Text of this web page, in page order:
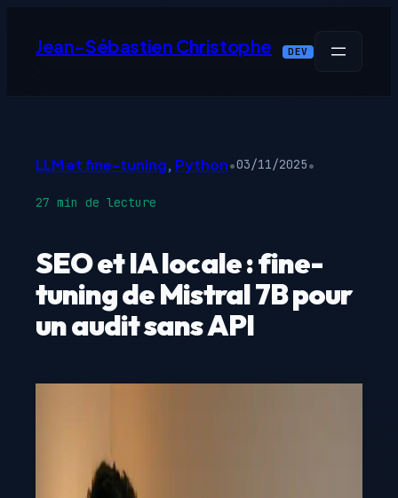
contenu
Jean-Sébastien Christophe DEV
LLM et fine-tuning, Python•03/11/2025•
27 min de lecture
SEO et IA locale : fine-
tuning de Mistral 7B pour
un audit sans API